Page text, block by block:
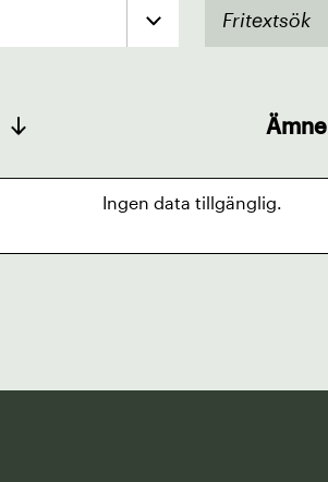
Ämne
Ingen data tillgänglig.